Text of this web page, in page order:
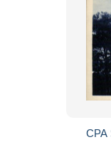
CPA